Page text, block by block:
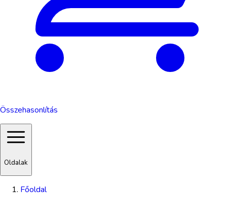
Összehasonlítás
Oldalak
Főoldal